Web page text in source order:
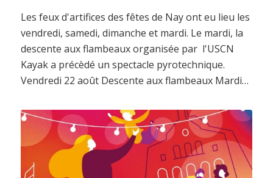
Les feux d'artifices des fêtes de Nay ont eu lieu les
vendredi, samedi, dimanche et mardi. Le mardi, la
descente aux flambeaux organisée par l'USCN
Kayak a précèdé un spectacle pyrotechnique.
Vendredi 22 août Descente aux flambeaux Mardi…